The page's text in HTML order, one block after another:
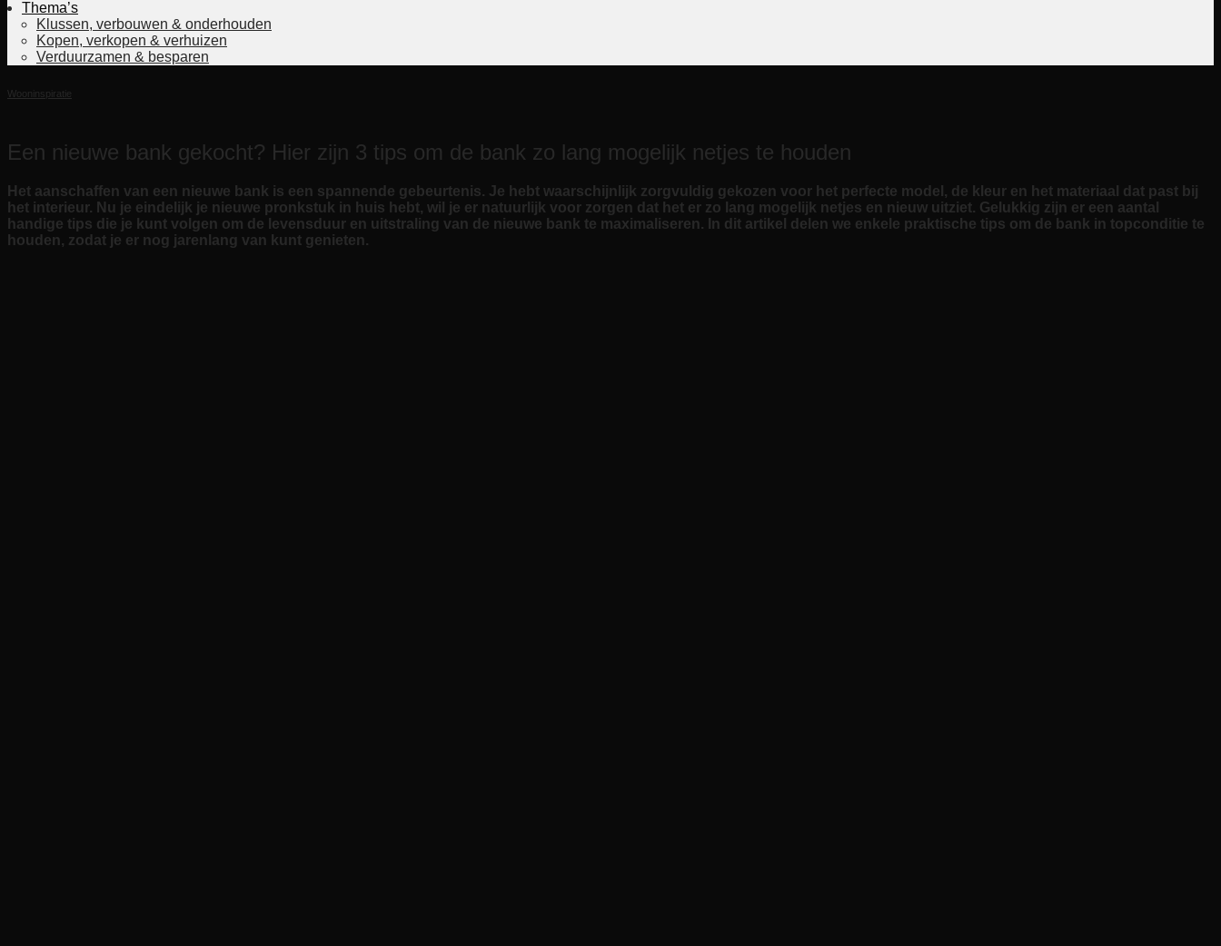
Thema’s
Klussen, verbouwen & onderhouden
Kopen, verkopen & verhuizen
Verduurzamen & besparen
Wooninspiratie
Een nieuwe bank gekocht? Hier zijn 3 tips om de bank zo lang mogelijk netjes te houden
Het aanschaffen van een nieuwe bank is een spannende gebeurtenis. Je hebt waarschijnlijk zorgvuldig gekozen voor het perfecte model, de kleur en het materiaal dat past bij
het interieur. Nu je eindelijk je nieuwe pronkstuk in huis hebt, wil je er natuurlijk voor zorgen dat het er zo lang mogelijk netjes en nieuw uitziet. Gelukkig zijn er een aantal
handige tips die je kunt volgen om de levensduur en uitstraling van de nieuwe bank te maximaliseren. In dit artikel delen we enkele praktische tips om de bank in topconditie te
houden, zodat je er nog jarenlang van kunt genieten.